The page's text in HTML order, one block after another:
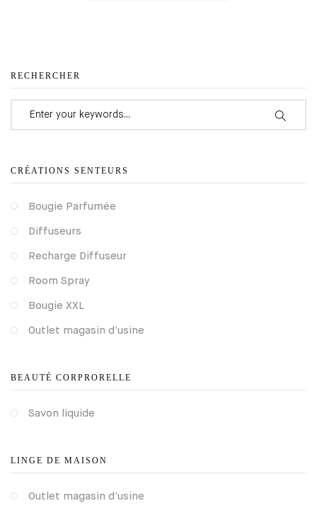
RECHERCHER
Search for:
CRÉATIONS SENTEURS
Bougie Parfumée
Diffuseurs
Recharge Diffuseur
Room Spray
Bougie XXL
Outlet magasin d’usine
BEAUTÉ CORPRORELLE
Savon liquide
LINGE DE MAISON
Outlet magasin d’usine